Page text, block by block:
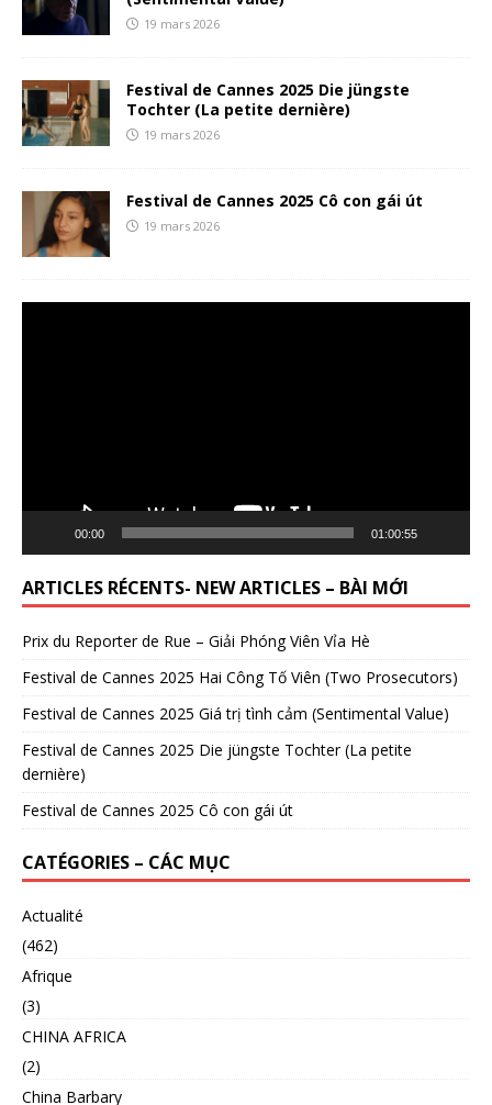
19 mars 2026
Festival de Cannes 2025 Die jüngste
Tochter (La petite dernière)
19 mars 2026
Festival de Cannes 2025 Cô con gái út
19 mars 2026
00:00 01:00:55
ARTICLES RÉCENTS- NEW ARTICLES – BÀI MỚI
Prix du Reporter de Rue – Giải Phóng Viên Vỉa Hè
Festival de Cannes 2025 Hai Công Tố Viên (Two Prosecutors)
Festival de Cannes 2025 Giá trị tình cảm (Sentimental Value)
Festival de Cannes 2025 Die jüngste Tochter (La petite
dernière)
Festival de Cannes 2025 Cô con gái út
CATÉGORIES – CÁC MỤC
Actualité
(462)
Afrique
(3)
CHINA AFRICA
(2)
China Barbary